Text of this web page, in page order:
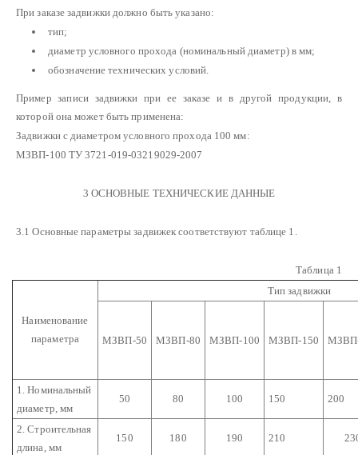
При заказе задвижки должно быть указано:
тип;
диаметр условного прохода (номинальный диаметр) в мм;
обозначение технических условий.
Пример записи задвижки при ее заказе и в другой продукции, в
которой она может быть применена:
Задвижки с диаметром условного прохода 100 мм:
МЗВП-100 ТУ 3721-019-03219029-2007
3 ОСНОВНЫЕ ТЕХНИЧЕСКИЕ ДАННЫЕ
3.1 Основные параметры задвижек соответствуют таблице 1.
Таблица 1
Наименование
параметра
Тип задвижки
МЗВП-50 МЗВП-80 МЗВП-100 МЗВП-150
1. Номинальный
диаметр, мм
50 80 100 150 200
2. Строительная
длина, мм
150 180 190 210